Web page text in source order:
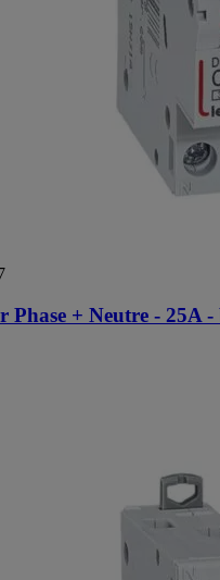
Phase + Neutre - 25A -